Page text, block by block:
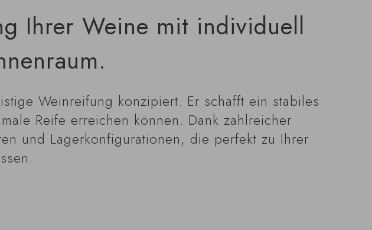
Ihrer Weine mit individuell
Weinreifung konzipiert. Er schafft ein stabiles
Reife erreichen können. Dank zahlreicher
und Lagerkonfigurationen, die perfekt zu Ihrer